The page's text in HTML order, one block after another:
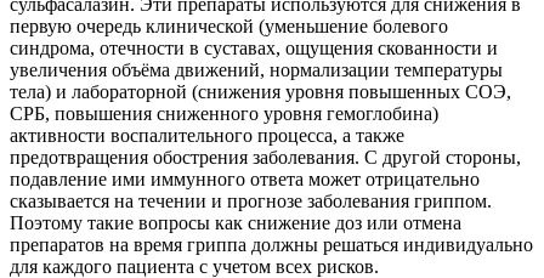
первую очередь клинической (уменьшение болевого
синдрома, отечности в суставах, ощущения скованности и
увеличения объёма движений, нормализации температуры
тела) и лабораторной (снижения уровня повышенных СОЭ,
СРБ, повышения сниженного уровня гемоглобина)
активности воспалительного процесса, а также
предотвращения обострения заболевания. С другой стороны,
подавление ими иммунного ответа может отрицательно
сказывается на течении и прогнозе заболевания гриппом.
Поэтому такие вопросы как снижение доз или отмена
препаратов на время гриппа должны решаться индивидуально
для каждого пациента с учетом всех рисков.